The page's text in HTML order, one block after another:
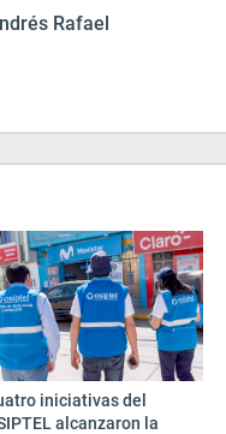
Rafael
iniciativas del
alcanzaron la